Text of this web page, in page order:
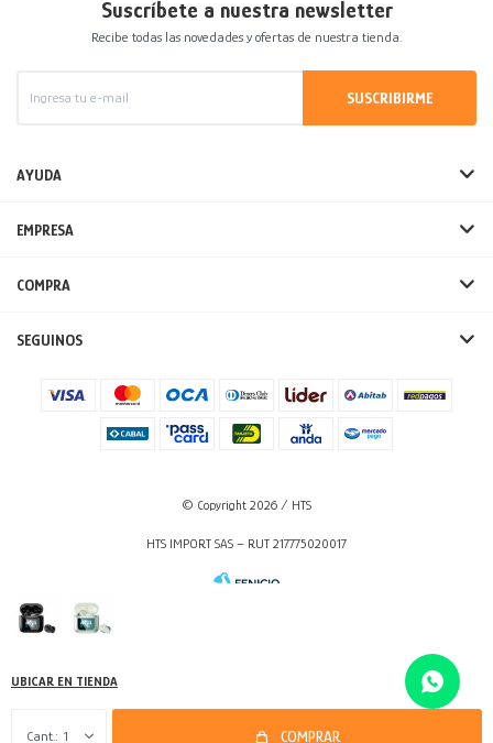
UBICAR EN TIENDA
1 COMPRAR
Suscríbete a nuestra newsletter
Recibe todas las novedades y ofertas de nuestra tienda.
SUSCRIBIRME
AYUDA
EMPRESA
COMPRA
SEGUINOS
© Copyright 2026 / HTS
HTS IMPORT SAS – RUT 217775020017